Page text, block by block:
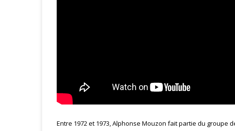
Entre 1972 et 1973, Alphonse Mouzon fait partie du groupe